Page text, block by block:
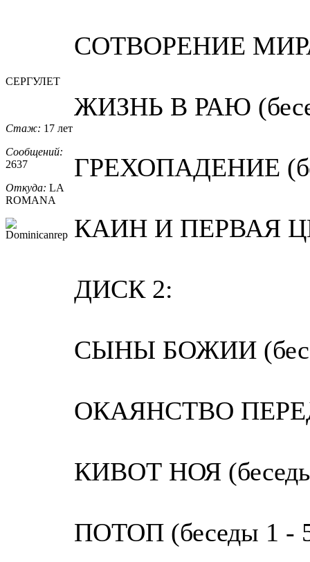
СЕРГУЛЕТ
Стаж: 17 лет
Сообщений:
2637
Откуда: LA
ROMANA
СОТВОРЕНИЕ МИРА
ЖИЗНЬ В РАЮ
ГРЕХОПАДЕНИЕ
КАИН И ПЕРВАЯ
ДИСК 2:
СЫНЫ БОЖИИ
ОКАЯНСТВО
КИВОТ НОЯ
ПОТОП (беседы 1 -